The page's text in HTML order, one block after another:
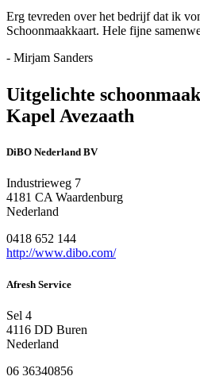
Erg tevreden over het bedrijf dat ik
Schoonmaakkaart. Hele fijne
- Mirjam Sanders
Uitgelichte
Kapel Avezaath
DiBO Nederland BV
Industrieweg 7
4181 CA Waardenburg
Nederland
0418 652 144
http://www.dibo.com/
Afresh Service
Sel 4
4116 DD Buren
Nederland
06 36340856